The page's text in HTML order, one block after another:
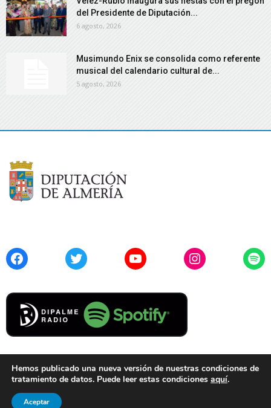
del Presidente de Diputación...
6 agosto, 2026
Musimundo Enix se consolida como referente
musical del calendario cultural de...
5 agosto, 2026
FacebookTwitter YouTubeInstagram
Cookies
Hemos publicado una nueva versión de nuestras condiciones de
tratamiento de datos. Puede leer estas condiciones aquí.
Aceptar